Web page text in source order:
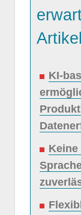
Artikel
KI-